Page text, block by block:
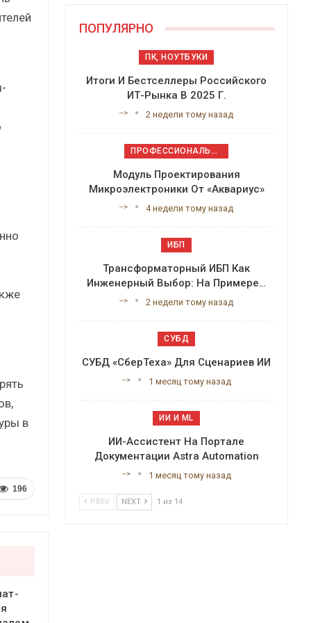
в
196
ПОПУЛЯРНО
ПК, НОУТБУКИ
Итоги И Бестселлеры Российского
ИТ-Рынка В 2025 Г.
--> 2 недели тому назад
ПРОФЕССИОНАЛЬНОЕ ПРИКЛАДНОЕ ПО
Модуль Проектирования
Микроэлектроники От «Аквариус»
--> 4 недели тому назад
ИБП
Трансформаторный ИБП Как
Инженерный Выбор: На Примере…
--> 2 недели тому назад
СУБД
СУБД «СберТеха» Для Сценариев ИИ
--> 1 месяц тому назад
ИИ И ML
ИИ-Ассистент На Портале
Документации Astra Automation
--> 1 месяц тому назад
PREV NEXT 1 из 14